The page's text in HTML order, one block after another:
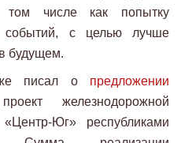
числе как попытку
событий, с целью лучше
будущем.
писал о предложении
железнодорожной
Юг» республиками